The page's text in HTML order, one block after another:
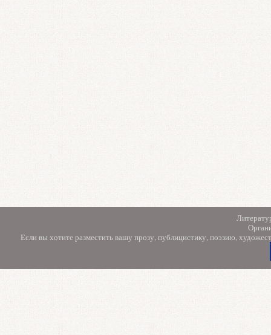
Если вы хотите разместить вашу прозу, публицистику, поэзию,